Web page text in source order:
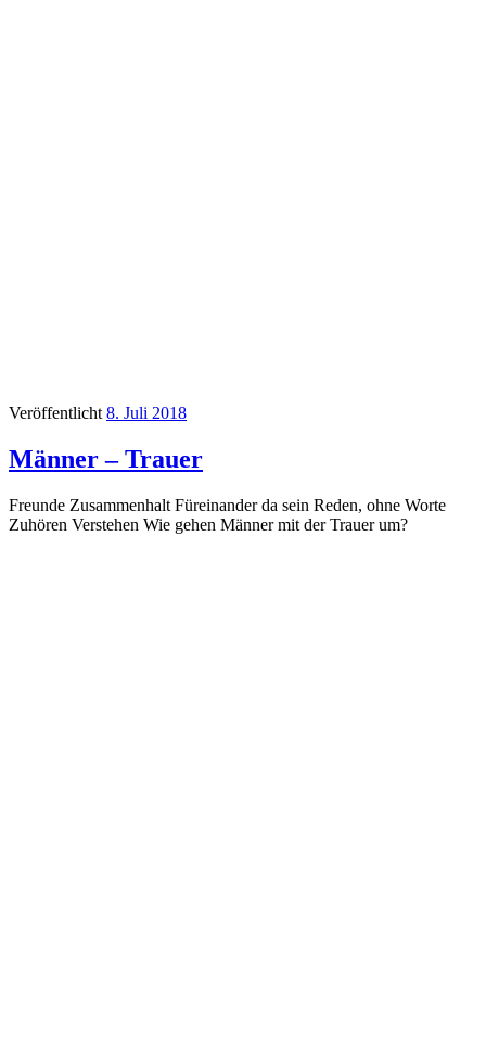
Veröffentlicht 8. Juli 2018
Männer – Trauer
Freunde Zusammenhalt Füreinander da sein Reden, ohne Worte
Zuhören Verstehen Wie gehen Männer mit der Trauer um?